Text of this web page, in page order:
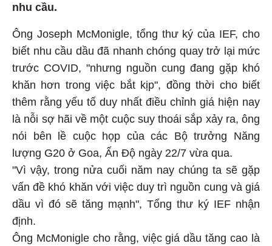
nhu cầu.
Ông Joseph McMonigle, tổng thư ký của IEF, cho
biết nhu cầu dầu đã nhanh chóng quay trở lại mức
trước COVID, "nhưng nguồn cung đang gặp khó
khăn hơn trong việc bắt kịp", đồng thời cho biết
thêm rằng yếu tố duy nhất điều chỉnh giá hiện nay
là nỗi sợ hãi về một cuộc suy thoái sắp xảy ra, ông
nói bên lề cuộc họp của các Bộ trưởng Năng
lượng G20 ở Goa, Ấn Độ ngày 22/7 vừa qua.
"Vì vậy, trong nửa cuối năm nay chúng ta sẽ gặp
vấn đề khó khăn với việc duy trì nguồn cung và giá
dầu vì đó sẽ tăng mạnh", Tổng thư ký IEF nhận
định.
Ông McMonigle cho rằng, việc giá dầu tăng cao là